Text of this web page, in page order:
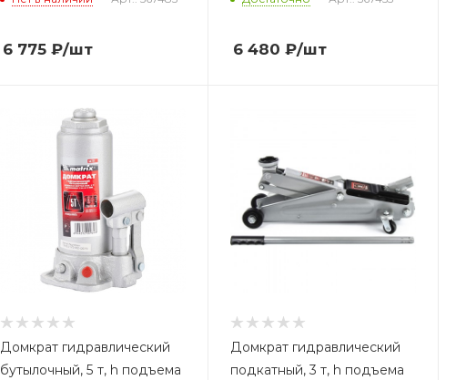
6 775 ₽/шт 6 480 ₽/шт
Домкрат гидравлический
бутылочный, 5 т, h подъема
Домкрат гидравлический
подкатный, 3 т, h подъема